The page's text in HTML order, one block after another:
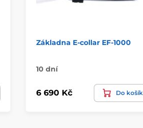
Základna E-collar EF-1000
10 dní
6 690 Kč Do